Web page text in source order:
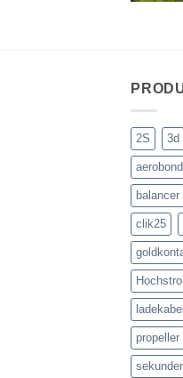
2S 3d
aerobond
balancer
clik25
ladekabel
propeller